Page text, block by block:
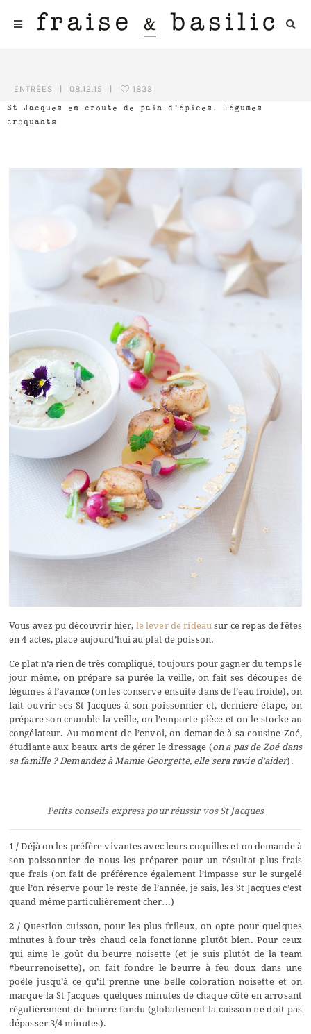
St Jacques en croute de pain d’épices, légumes
croquants
ENTRÉES 08.12.15 1833
Vous avez pu découvrir hier, le lever de rideau sur ce repas de fêtes
en 4 actes, place aujourd’hui au plat de poisson.
Ce plat n’a rien de très compliqué, toujours pour gagner du temps le
jour même, on prépare sa purée la veille, on fait ses découpes de
légumes à l’avance (on les conserve ensuite dans de l’eau froide), on
fait ouvrir ses St Jacques à son poissonnier et, dernière étape, on
prépare son crumble la veille, on l’emporte-pièce et on le stocke au
congélateur. Au moment de l’envoi, on demande à sa cousine Zoé,
étudiante aux beaux arts de gérer le dressage (on a pas de Zoé dans
sa famille ? Demandez à Mamie Georgette, elle sera ravie d’aider).
Petits conseils express pour réussir vos St Jacques
1 / Déjà on les préfère vivantes avec leurs coquilles et on demande à
son poissonnier de nous les préparer pour un résultat plus frais
que frais (on fait de préférence également l’impasse sur le surgelé
que l’on réserve pour le reste de l’année, je sais, les St Jacques c’est
quand même particulièrement cher…)
2 /Question cuisson, pour les plus frileux, on opte pour quelques
minutes à four très chaud cela fonctionne plutôt bien. Pour ceux
qui aime le goût du beurre noisette (et je suis plutôt de la team
#beurrenoisette), on fait fondre le beurre à feu doux dans une
poêle jusqu’à ce qu’il prenne une belle coloration noisette et on
marque la St Jacques quelques minutes de chaque côté en arrosant
régulièrement de beurre fondu (globalement la cuisson ne doit pas
dépasser 3/4 minutes).